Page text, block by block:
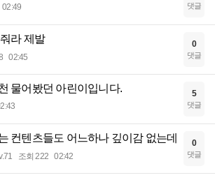
02:49 댓글
라 제발
02:45
0
댓글
물어봤던 아린이입니다. 5
댓글
컨텐츠들도 어느하나 깊이감 없는데
조회 222 02:42
0
댓글